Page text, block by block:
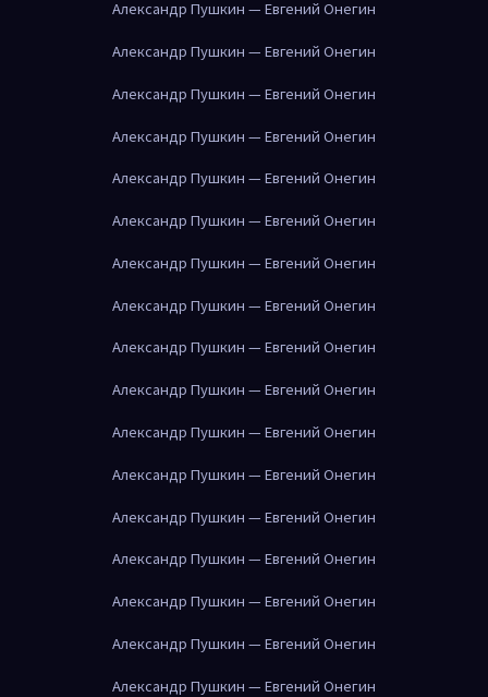
Александр Пушкин — Евгений Онегин
Александр Пушкин — Евгений Онегин
Александр Пушкин — Евгений Онегин
Александр Пушкин — Евгений Онегин
Александр Пушкин — Евгений Онегин
Александр Пушкин — Евгений Онегин
Александр Пушкин — Евгений Онегин
Александр Пушкин — Евгений Онегин
Александр Пушкин — Евгений Онегин
Александр Пушкин — Евгений Онегин
Александр Пушкин — Евгений Онегин
Александр Пушкин — Евгений Онегин
Александр Пушкин — Евгений Онегин
Александр Пушкин — Евгений Онегин
Александр Пушкин — Евгений Онегин
Александр Пушкин — Евгений Онегин
Александр Пушкин — Евгений Онегин